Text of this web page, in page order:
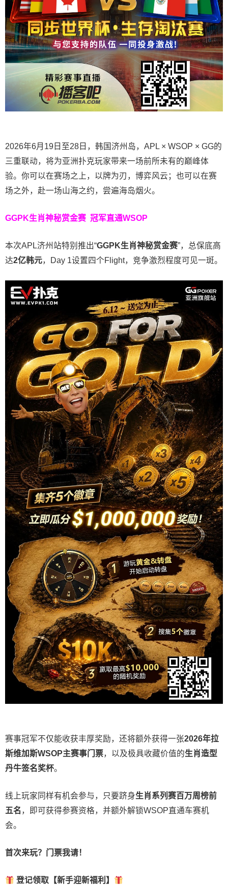
2026年6月19日至28日，韩国济州岛，APL × WSOP × GG的
三重联动，将为亚洲扑克玩家带来一场前所未有的巅峰体
验。 你可以在赛场之上，以牌为刃，博弈风云；也可以在赛
场之外，赴一场山海之约，尝遍海岛烟火。
GGPK生肖神秘赏金赛 冠军直通WSOP
本次APL济州站特别推出“GGPK生肖神秘赏金赛”，总保底高
达2亿韩元，Day 1设置四个Flight，竞争激烈程度可见一斑。
赛事冠军不仅能收获丰厚奖励，还将额外获得一张2026年拉
斯维加斯WSOP主赛事门票，以及极具收藏价值的生肖造型
丹牛签名奖杯。
线上玩家同样有机会参与，只要跻身生肖系列赛百万周榜前
五名 ，即可获得参赛资格，并额外解锁WSOP直通车赛机
会。
首次来玩？门票我请！
登记领取【新手迎新福利】